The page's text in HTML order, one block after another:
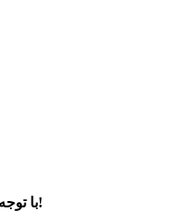
با توجه به نوع سیستم عامل خود ،کانکشن مورد نظر را دانلود کنید!